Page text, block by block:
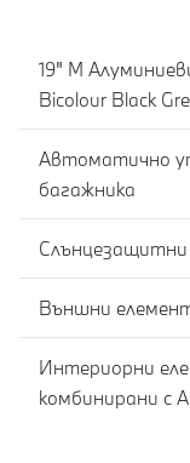
19" M
Bicolour Black
Автоматично
багажника
Слънцезащитни
Външни
Интериорни
комбинирани с